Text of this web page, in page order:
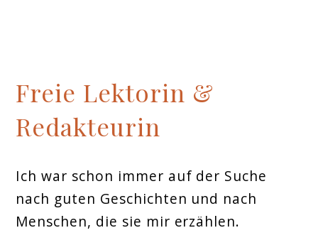
Freie Lektorin &
Redakteurin
Ich war schon immer auf der Suche
nach guten Geschichten und nach
Menschen, die sie mir erzählen.